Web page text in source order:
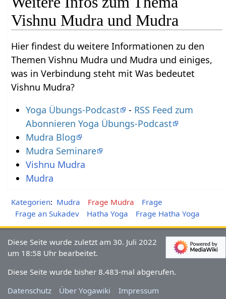
Vishnu Mudra und Mudra
Hier findest du weitere Informationen zu den
Themen Vishnu Mudra und Mudra und einiges,
was in Verbindung steht mit Was bedeutet
Vishnu Mudra?
Yoga Übungs-Podcast
- RSS Feed zum
Abonnieren Yoga Übungs-Podcast
Mudra Blog
Mudra Seminare
Vishnu Mudra
Mudra
Kategorien: Mudra Frage Mudra
Frage
Frage an Sukadev
Hatha Yoga Frage Hatha Yoga
Diese Seite wurde zuletzt am 30. Juli 2022
um 18:58 Uhr bearbeitet.
Diese Seite wurde bisher 8.483-mal abgerufen.
Datenschutz
Über Yogawiki Impressum